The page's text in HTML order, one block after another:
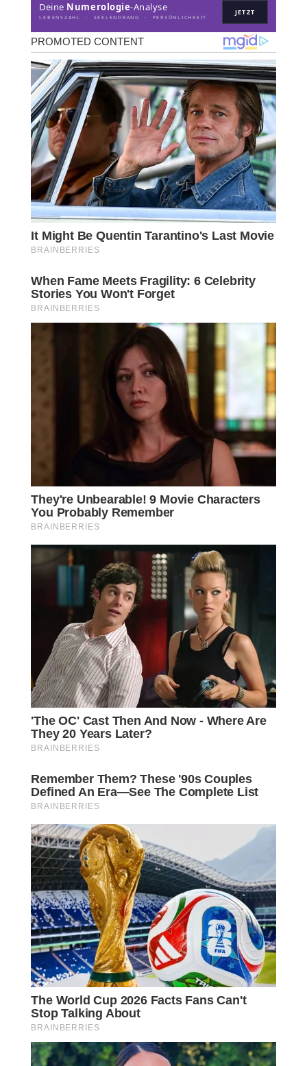
Deine Numerologie-Analyse
LEBENSZAHL · SEELENDRANG · PERSÖNLICHKEIT
JETZT